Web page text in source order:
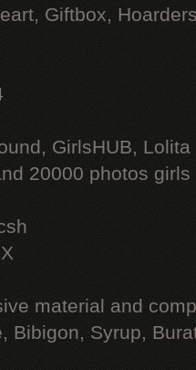
Giftbox,
GirlsHUB, Lolita
20000 photos
material and
Bibigon, Syrup,